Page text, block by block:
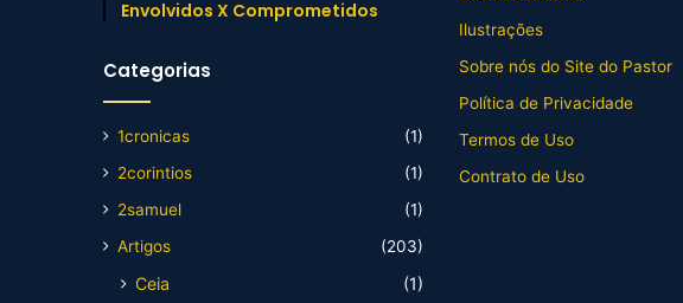
Envolvidos X Comprometidos
Categorias
1cronicas
(1)
2corintios
(1)
2samuel
(1)
Artigos
(203)
Ceia
(1)
Ilustrações
Sobre nós do Site do Pastor
Política de Privacidade
Termos de Uso
Contrato de Uso